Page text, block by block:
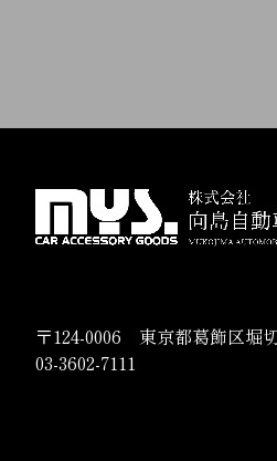
〒124-0006 東京都葛飾区堀
03-3602-7111